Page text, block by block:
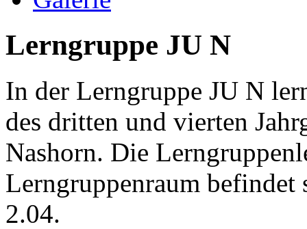
Lerngruppe JU N
In der Lerngruppe JU N
des dritten und vierten
Nashorn. Die
Lerngruppenraum befindet
2.04.